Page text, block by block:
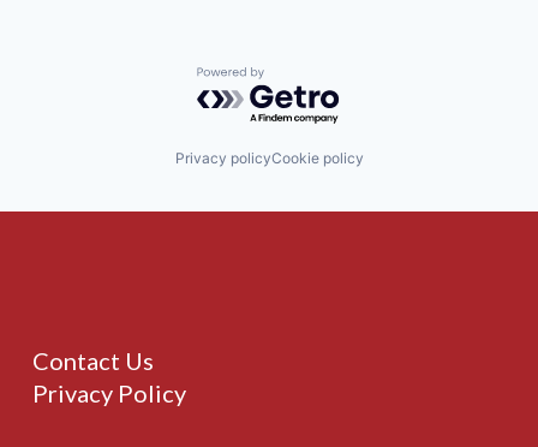
Powered by Getro.com
Privacy policyCookie policy
Contact Us
Privacy Policy